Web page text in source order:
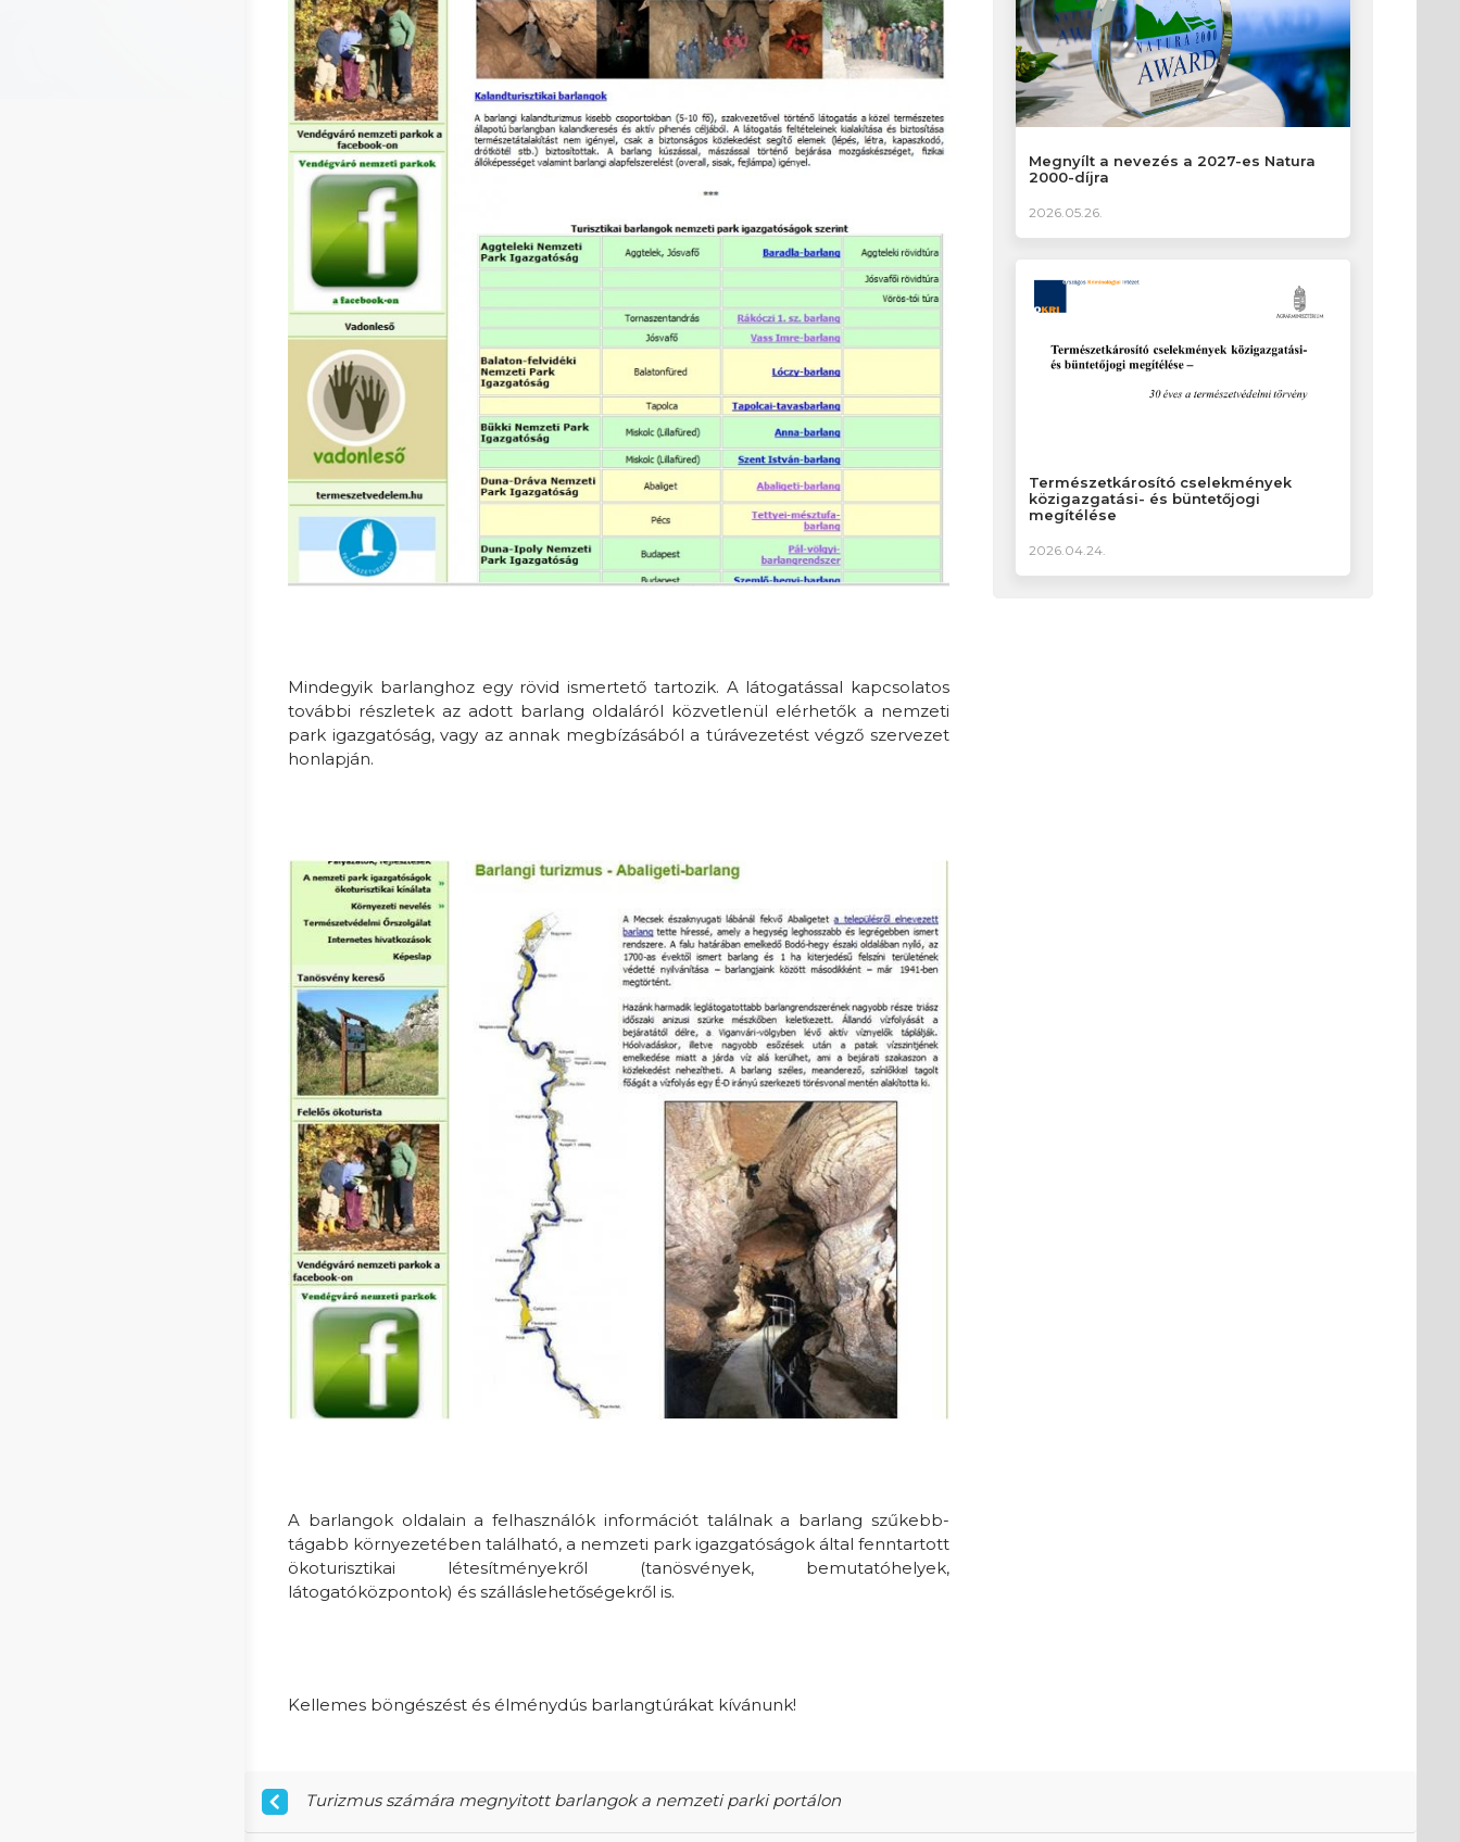
Mindegyik barlanghoz egy rövid ismertető tartozik. A látogatással kapcsolatos
további részletek az adott barlang oldaláról közvetlenül elérhetők a nemzeti
park igazgatóság, vagy az annak megbízásából a túrávezetést végző szervezet
honlapján.
A barlangok oldalain a felhasználók információt találnak a barlang szűkebb-
tágabb környezetében található, a nemzeti park igazgatóságok által fenntartott
ökoturisztikai létesítményekről (tanösvények, bemutatóhelyek,
látogatóközpontok) és szálláslehetőségekről is.
Kellemes böngészést és élménydús barlangtúrákat kívánunk!
Megnyílt a nevezés a 2027-es Natura
2000-díjra
2026.05.26.
Természetkárosító cselekmények
közigazgatási- és büntetőjogi
megítélése
2026.04.24.
Turizmus számára megnyitott barlangok a nemzeti parki portálon